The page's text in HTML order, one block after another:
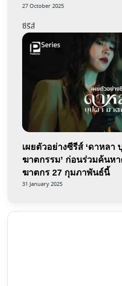
27 October 2025
ซีรีส์
เผยตัวอย่างซีรีส์ ‘ดาหลา
ฆาตกรรม’ ก่อนร่วมค้นห
ฆาตกร 27 กุมภาพันธ์นี้
31 January 2025